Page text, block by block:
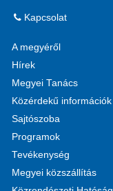
Kapcsolat
A megyéről
Hírek
Megyei Tanács
Közérdekű információk
Sajtószoba
Programok
Tevékenység
Megyei közszállítás